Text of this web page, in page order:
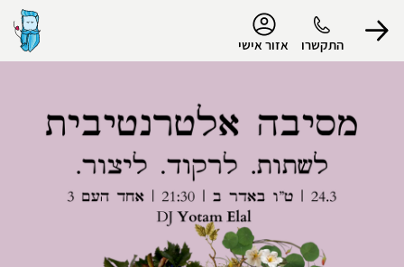
התקשרו אזור אישי
הפרופיל שלי
התנתק